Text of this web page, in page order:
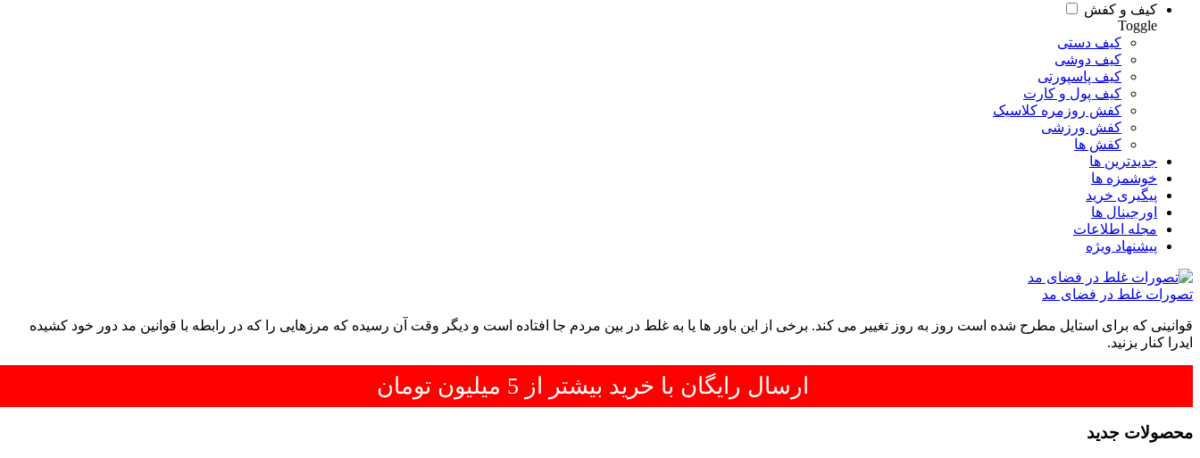
کیف و کفش
Toggle
کیف دستی
کیف دوشی
کیف پاسپورتی
کیف پول و کارت
کفش روزمره کلاسیک
کفش ورزشی
کفش ها
جدیدترین ها
خوشمزه ها
پیگیری خرید
اورجینال ها
مجله اطلاعات
پیشنهاد ویژه
تصورات غلط در فضای مد
قوانینی که برای استایل مطرح شده است روز به روز تغییر می کند. برخی از این باور ها یا به غلط در بین مردم جا افتاده است و دیگر وقت آن رسیده که مرزهایی را که در رابطه با قوانین مد دور خود کشیده
ایدرا کنار بزنید.
ارسال رایگان با خرید بیشتر از 5 میلیون تومان
محصولات جدید